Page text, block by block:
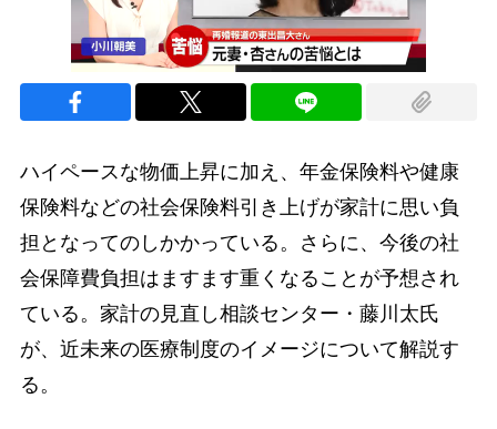
ハイペースな物価上昇に加え、年金保険料や健康
保険料などの社会保険料引き上げが家計に思い負
担となってのしかかっている。さらに、今後の社
会保障費負担はますます重くなることが予想され
ている。家計の見直し相談センター・藤川太氏
が、近未来の医療制度のイメージについて解説す
る。